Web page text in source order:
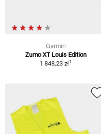
Garmin
Zumo XT Louis Edition
1 848,23 zł1